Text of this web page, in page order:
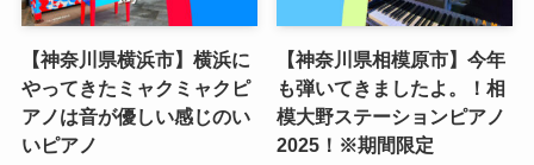
【神奈川県横浜市】横浜に
やってきたミャクミャクピ
アノは音が優しい感じのい
いピアノ
【神奈川県相模原市】今年
も弾いてきましたよ。！相
模大野ステーションピアノ
2025！※期間限定